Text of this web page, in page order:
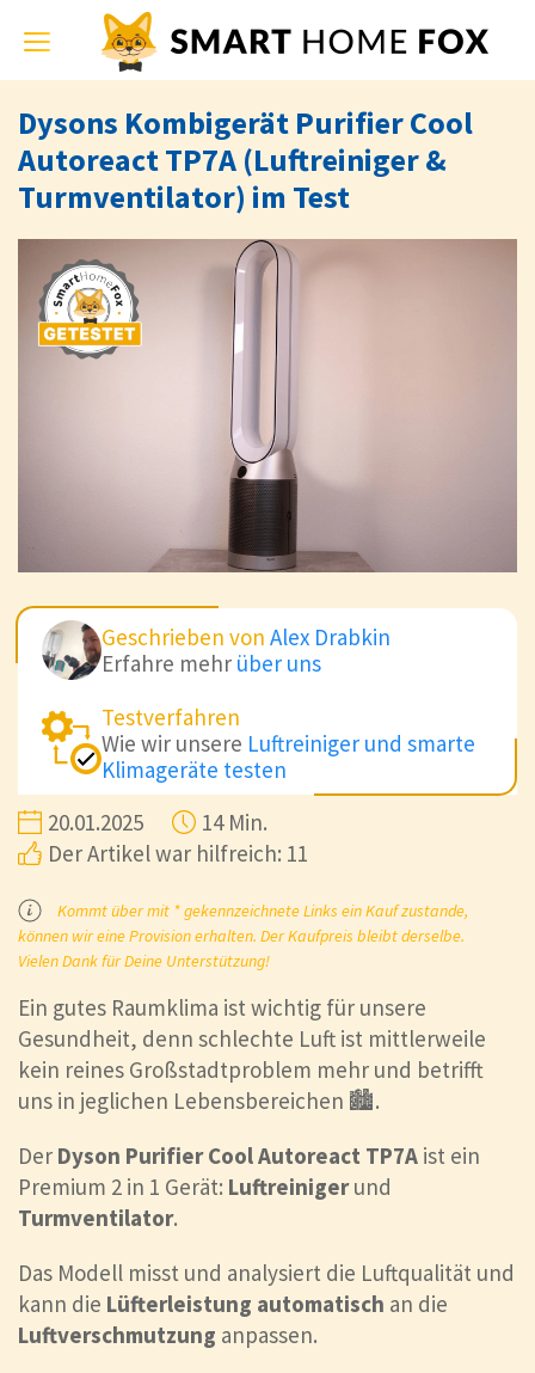
Toggle
navigation
Dysons Kombigerät Purifier Cool
Autoreact TP7A (Luftreiniger &
Turmventilator) im Test
Geschrieben von Alex Drabkin
Erfahre mehr über uns
Testverfahren
Wie wir unsere Luftreiniger und smarte
Klimageräte testen
20.01.2025
14 Min.
Der Artikel war hilfreich: 11
Kommt über mit * gekennzeichnete Links ein Kauf zustande,
können wir eine Provision erhalten. Der Kaufpreis bleibt derselbe.
Vielen Dank für Deine Unterstützung!
Ein gutes Raumklima ist wichtig für unsere
Gesundheit, denn schlechte Luft ist mittlerweile
kein reines Großstadtproblem mehr und betrifft
uns in jeglichen Lebensbereichen 🏙️.
Der Dyson Purifier Cool Autoreact TP7A ist ein
Premium 2 in 1 Gerät: Luftreinigerund
Turmventilator.
Das Modell misst und analysiert die Luftqualität und
kann die Lüfterleistung automatisch an die
Luftverschmutzung anpassen.